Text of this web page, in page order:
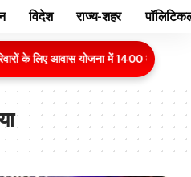
विदेश राज्य-शहर
के लिए आवास योजना में 1400 करोड़ रुपये